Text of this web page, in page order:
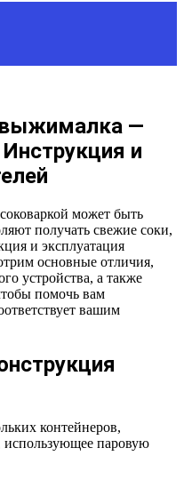
—
и
может быть
получать свежие соки,
и эксплуатация
основные отличия,
устройства, а также
помочь вам
вашим
контейнеров,
паровую